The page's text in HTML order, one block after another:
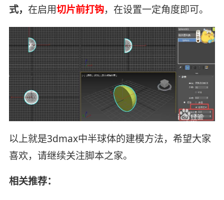
式， 在启用切片前打钩，在设置一定角度即可。
以上就是3dmax中半球体的建模方法，希望大家
喜欢，请继续关注脚本之家。
相关推荐：